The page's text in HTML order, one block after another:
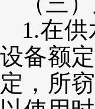
1.在
设备额
定，所